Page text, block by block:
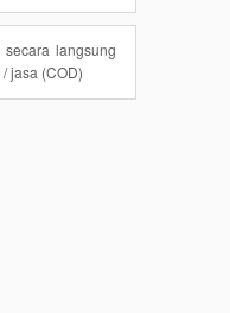
langsung
jasa (COD)